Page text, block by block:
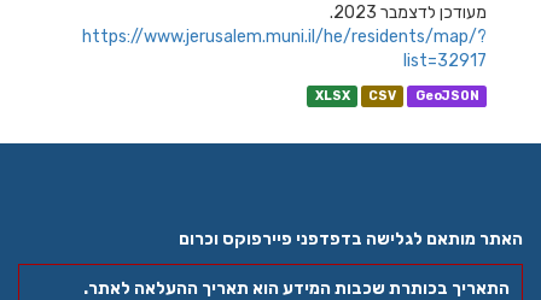
מעודכן לדצמבר 2023.
https://www.jerusalem.muni.il/he/residents/map/?
list=32917
XLSX CSV GeoJSON
האתר מותאם לגלישה בדפדפני פיירפוקס וכרום
התאריך בכותרת שכבות המידע הוא תאריך ההעלאה לאתר.